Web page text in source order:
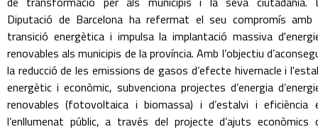
Diputació de Barcelona ha refermat el seu compromís amb
transició energètica i impulsa la implantació massiva
renovables als municipis de la província. Amb l’objectiu
la reducció de les emissions de gasos d’efecte hivernacle i
energètic i econòmic, subvenciona projectes d’energia
renovables (fotovoltaica i biomassa) i d’estalvi i eficiència
l’enllumenat públic, a través del projecte d’ajuts econòmics